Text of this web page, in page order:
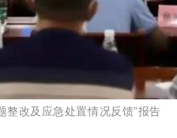
整改及应急处置情况反馈”报告